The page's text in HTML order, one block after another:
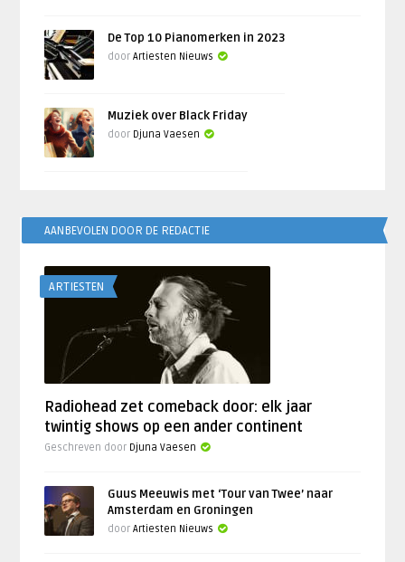
De Top 10 Pianomerken in 2023
doorArtiesten Nieuws
Muziek over Black Friday
door Djuna Vaesen
AANBEVOLEN DOOR DE REDACTIE
ARTIESTEN
Radiohead zet comeback door: elk jaar
twintig shows op een ander continent
Geschreven door Djuna Vaesen
Guus Meeuwis met ‘Tour van Twee’ naar
Amsterdam en Groningen
doorArtiesten Nieuws